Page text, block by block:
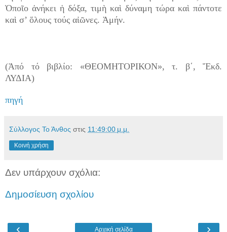
Ὁποῖο ἀνήκει ἡ δόξα, τιμὴ καὶ δύναμη τώρα καὶ πάντοτε
καὶ σ’ ὅλους τούς αἰῶνες. Ἀμήν.
(Ἀπό τό βιβλίο: «ΘΕΟΜΗΤΟΡΙΚΟΝ», τ. β΄, Ἔκδ.
ΛΥΔΙΑ)
πηγή
Σύλλογος Το Άνθος στις 11:49:00 μ.μ.
Κοινή χρήση
Δεν υπάρχουν σχόλια:
Δημοσίευση σχολίου
‹ ›
Αρχική σελίδα